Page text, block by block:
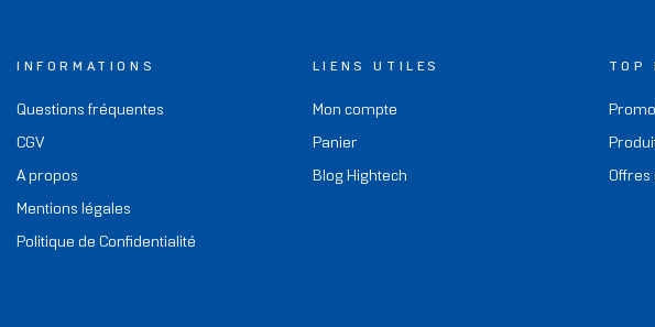
INFORMATIONS
Questions fréquentes
CGV
A propos
Mentions légales
Politique de Confidentialité
LIENS UTILES
Mon compte
Panier
Blog Hightech
TOP
Offres